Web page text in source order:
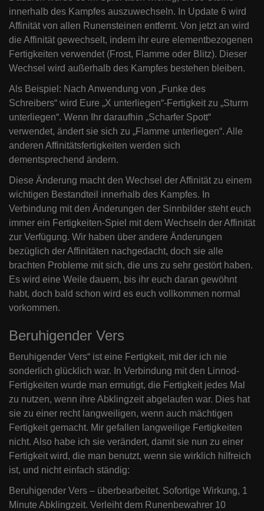
innerhalb des Kampfes auszuwechseln. In Update 6 wird
Affinität von allen Runensteinen entfernt. Von jetzt an wird
die Affinität gewechselt, indem ihr eure elementbezogenen
Fertigkeiten verwendet (Frost, Flamme oder Blitz). Dieser
Wechsel wird außerhalb des Kampfes bestehen bleiben.
Als Beispiel: Nach Anwendung von „Funke des
Schreibers“ wird Eure „X unterliegen“-Fertigkeit zu „Sturm
unterliegen“. Wenn Ihr daraufhin „Scharfer Spott“
verwendet, ändert sie sich zu „Flamme unterliegen“. Alle
anderen Affinitätsfertigkeiten werden sich
dementsprechend ändern.
Diese Änderung macht den Wechsel der Affinität zu einem
wichtigen Bestandteil innerhalb des Kampfes. In
Verbindung mit den Änderungen der Sinnbilder steht euch
immer ein Fertigkeiten-Spiel mit dem Wechseln der Affinität
zur Verfügung. Wir haben über andere Änderungen
bezüglich der Affinitäten nachgedacht, doch sie alle
brachten Probleme mit sich, die uns zu sehr gestört haben.
Es wird eine Weile dauern, bis ihr euch daran gewöhnt
habt, doch bald schon wird es euch vollkommen normal
vorkommen.
Beruhigender Vers
Beruhigender Vers“ ist eine Fertigkeit, mit der ich nie
sonderlich glücklich war. In Verbindung mit den Linnod-
Fertigkeiten wurde man ermutigt, die Fertigkeit jedes Mal
zu nutzen, wenn ihre Abklingzeit abgelaufen war. Dies hat
sie zu einer recht langweiligen, wenn auch mächtigen
Fertigkeit gemacht. Mir gefallen langweilige Fertigkeiten
nicht. Also habe ich sie verändert, damit sie nun zu einer
Fertigkeit wird, die man benutzt, wenn sie wirklich hilfreich
ist, und nicht einfach ständig:
Beruhigender Vers – überbearbeitet. Sofortige Wirkung, 1
Minute Abklingzeit. Verleiht dem Runenbewahrer 10